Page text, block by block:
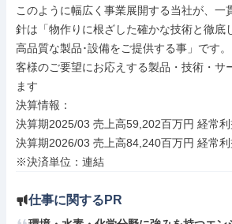
このように幅広く事業展開する当社が、一
針は「物作りに根ざした確かな技術と徹底
高品質な製品･設備をご提供する事」です
客様のご要望にお応えする製品・技術・サ
ます
決算情報：
決算期2025/03 売上高59,202百万円 経常
決算期2026/03 売上高84,240百万円 経常
※決済単位：連結
仕事に関するPR